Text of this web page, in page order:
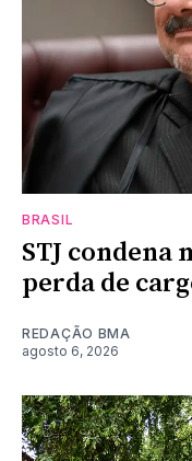
BRASIL
STJ condena
perda de
REDAÇÃO BMA
agosto 6, 2026